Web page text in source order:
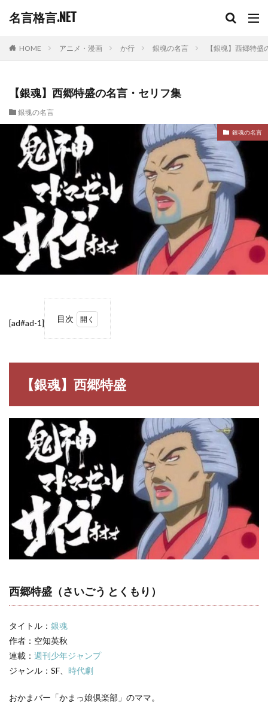
名言格言.NET
HOME アニメ・漫画 か行 銀魂の名言 【銀魂】西郷特
【銀魂】西郷特盛の名言・セリフ集
銀魂の名言
銀魂の名言
[ad#ad-1] 目次
特盛
西郷
特盛
（さ
いご
う と
くも
り）
2
【銀
魂】
西郷
特盛
の名
言・
3
魂
キャ
ラ一
覧
【銀魂】西郷特盛
西郷特盛（さいごう とくもり）
タイトル： 銀魂
作者：空知英秋
連載： 週刊少年ジャンプ
ジャンル：SF、 時代劇
おかまバー「かまっ娘倶楽部」のママ。